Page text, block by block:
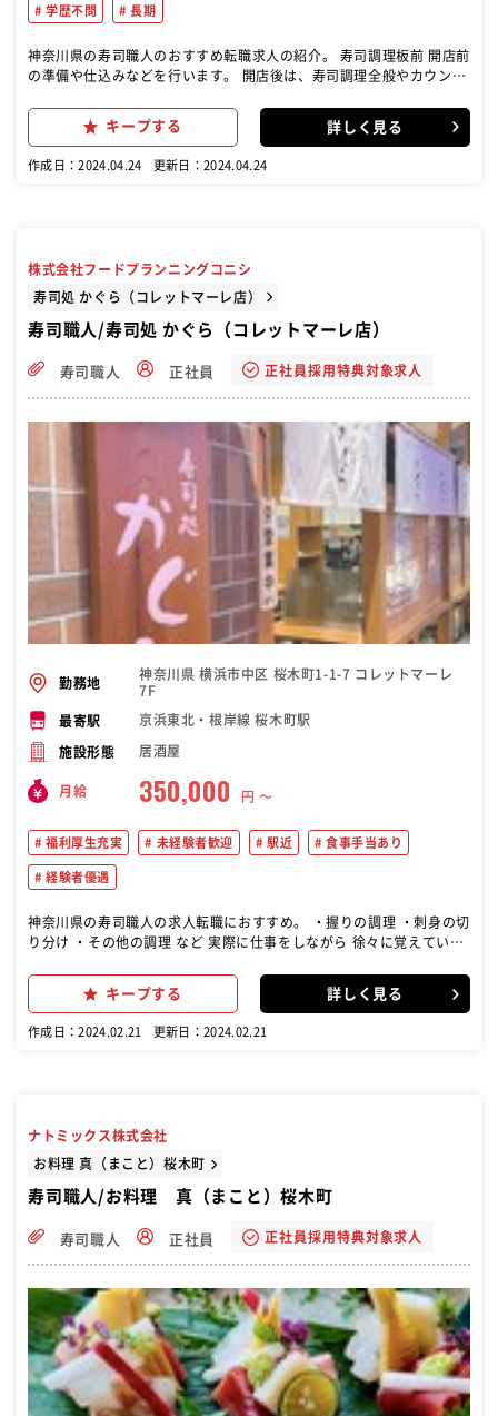
学歴不問 長期
神奈川県の寿司職人のおすすめ転職求人の紹介。 寿司調理板前 開店前
の準備や仕込みなどを行います。 開店後は、寿司調理全般やカウンタ
ます。
キープする 詳しく見る
作成日：2024.04.24 更新日：2024.04.24
株式会社フードプランニングコニシ
寿司処 かぐら（コレットマーレ店）
寿司職人/寿司処 かぐら（コレットマーレ店）
寿司職人 正社員 正社員採用特典対象求人
勤務地
神奈川県 横浜市中区 桜木町1-1-7 コレットマーレ
7F
最寄駅 京浜東北・根岸線 桜木町駅
施設形態 居酒屋
月給 350,000 円 〜
福利厚生充実 未経験者歓迎 駅近 食事手当あり
経験者優遇
神奈川県の寿司職人の求人転職におすすめ。 ・握りの調理 ・刺身の切
り分け ・その他の調理 など 実際に仕事をしながら 徐々に覚えていた
キープする 詳しく見る
作成日：2024.02.21 更新日：2024.02.21
ナトミックス株式会社
お料理 真（まこと）桜木町
寿司職人/お料理 真（まこと）桜木町
寿司職人 正社員 正社員採用特典対象求人